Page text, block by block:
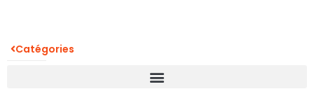
Catégories